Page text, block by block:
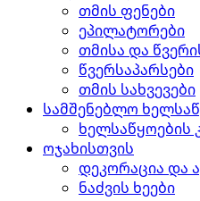
თმის ფენები
ეპილატორები
თმისა და
წვერსაპარსები
თმის სახვევები
სამშენებლო
ხელსაწყოების
ოჯახისთვის
დეკორაცია და
ნაძვის ხეები